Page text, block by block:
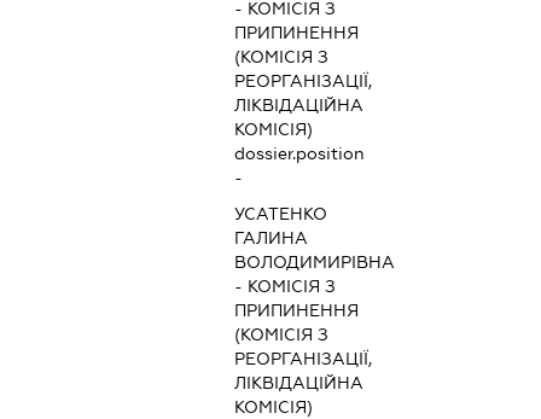
- КОМІСІЯ З
ПРИПИНЕННЯ
(КОМІСІЯ З
РЕОРГАНІЗАЦІЇ,
ЛІКВІДАЦІЙНА
КОМІСІЯ)
dossier.position
-
УСАТЕНКО
ГАЛИНА
ВОЛОДИМИРІВНА
- КОМІСІЯ З
ПРИПИНЕННЯ
(КОМІСІЯ З
РЕОРГАНІЗАЦІЇ,
ЛІКВІДАЦІЙНА
КОМІСІЯ)